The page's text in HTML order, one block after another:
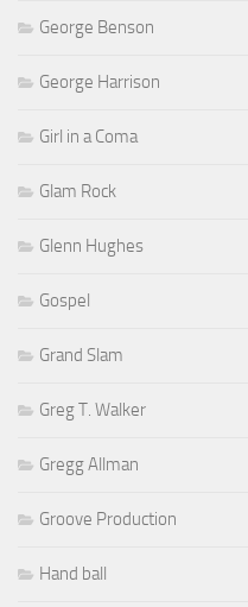
George Benson
George Harrison
Girl in a Coma
Glam Rock
Glenn Hughes
Gospel
Grand Slam
Greg T. Walker
Gregg Allman
Groove Production
Hand ball